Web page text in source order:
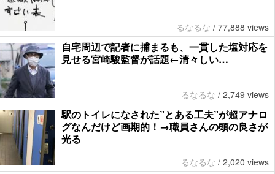
るなるな / 77,888 views
自宅周辺で記者に捕まるも、一貫した塩対応を
見せる宮崎駿監督が話題←清々しい…
るなるな / 2,749 views
駅のトイレになされた”とある工夫”が超アナロ
グなんだけど画期的！→職員さんの頭の良さが
光る
るなるな / 2,020 views